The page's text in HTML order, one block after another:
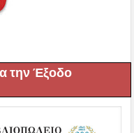
την Έξοδο